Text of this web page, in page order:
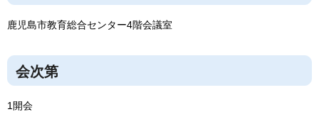
鹿児島市教育総合センター4階会議室
会次第
1開会